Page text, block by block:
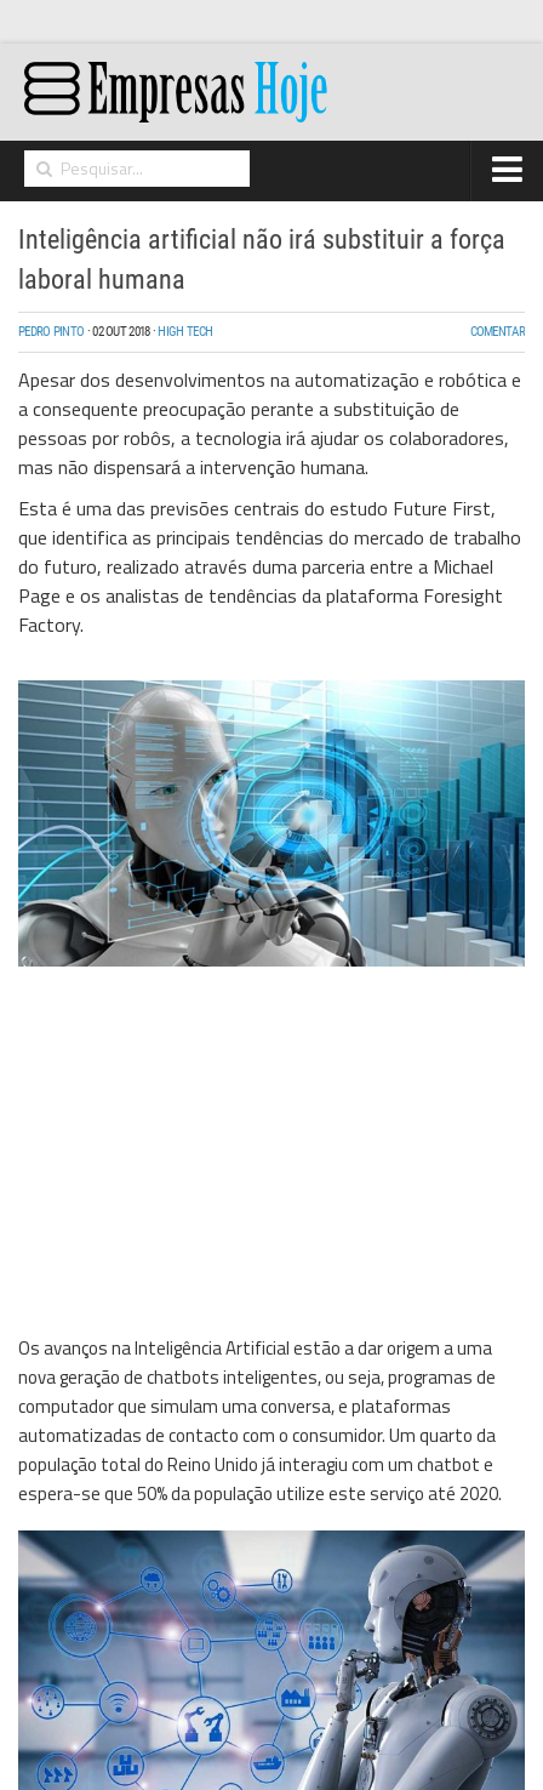
Home
Networking
Segurança
High Tech
Hosting/Cloud
I&D
Storage
Wireless
Informação
Inteligência artificial não irá substituir a força
laboral humana
PEDRO PINTO ·02 OUT 2018·HIGH TECH COMENTAR
Apesar dos desenvolvimentos na automatização e robótica e
a consequente preocupação perante a substituição de
pessoas por robôs, a tecnologia irá ajudar os colaboradores,
mas não dispensará a intervenção humana.
Esta é uma das previsões centrais do estudo Future First,
que identifica as principais tendências do mercado de trabalho
do futuro, realizado através duma parceria entre a Michael
Page e os analistas de tendências da plataforma Foresight
Factory.
Os avanços na Inteligência Artificial estão a dar origem a uma
nova geração de chatbots inteligentes, ou seja, programas de
computador que simulam uma conversa, e plataformas
automatizadas de contacto com o consumidor. Um quarto da
população total do Reino Unido já interagiu com um chatbot e
espera-se que 50% da população utilize este serviço até 2020.